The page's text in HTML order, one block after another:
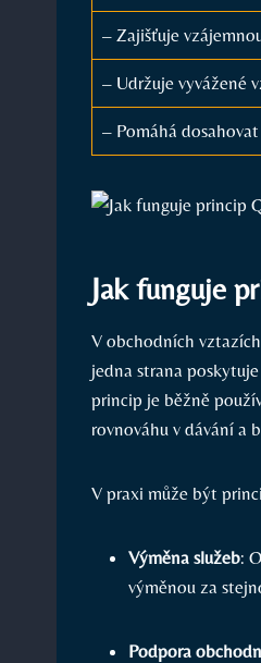
– Zajišťuje
– Udržuje vyvážené
– Pomáhá
Jak funguje
V obchodních
jedna strana
princip je běžně
rovnováhu v dávání a
V praxi může být
Výměna služeb:
výměnou za
Podpora